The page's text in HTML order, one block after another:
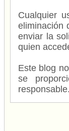
Cualquier
eliminación
enviar la
quien
Este blog
se